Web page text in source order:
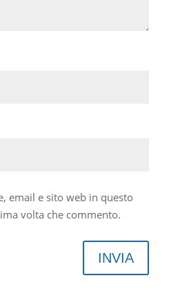
email e sito web in questo
volta che commento.
INVIA